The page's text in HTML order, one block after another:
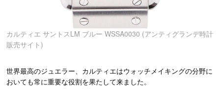
カルティエ サントスLM ブルー WSSA0030 (アンティグランデ時計
販売サイト)
世界最高のジュエラー、カルティエはウォッチメイキングの分野に
おいても常に重要な役割を果たして来ました。